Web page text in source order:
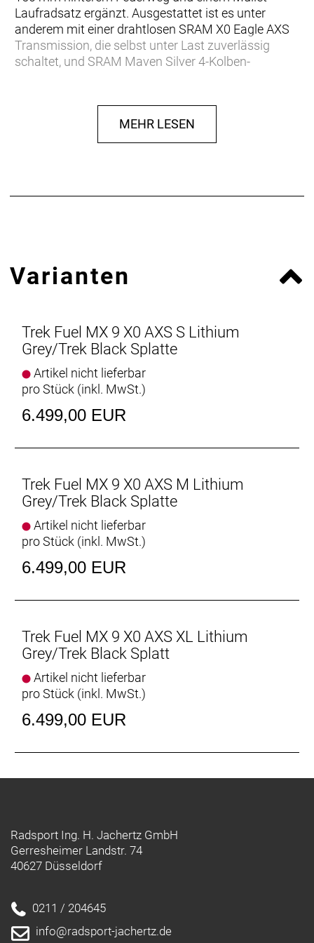
Laufradsatz ergänzt. Ausgestattet ist es unter
anderem mit einer drahtlosen SRAM X0 Eagle AXS
Transmission, die selbst unter Last zuverlässig
schaltet, und SRAM Maven Silver 4-Kolben-
Anpassen, shredden, wiederholen
Nur du selbst weißt, welche Features ein Trailbike
perfekt für dich machen. Deshalb ist das Fuel in drei
Möchtest du mehr Durchschlagwiderstand bei
unverändertem Ansprechverhalten auf kleine
Integrierter Zero-Stack-Steuersatz
Der Zero-Stack-Steuersatz ermöglicht dir, auf dem
Zubehörmarkt aus unzähligen Nachrüstlösungen
zu wählen, um dein Cockpit etwa mit einem
anderen Lenkwinkel oder mit eloxierten Parts
Verstaue Werkzeug und andere wichtige Utensilien
im Unterrohrstaufach – sowohl bei den Aluminium-
als auch den Carbonmodellen des Fuel. Und dank
der praktischen Aufnahmepunkte am Oberrohr
kannst du noch mehr Equipment mitnehmen.
Frisches Rahmendesign
Active Braking Pivot
Active Braking Pivot erlaubt unseren Ingenieuren die
Feinabstimmung, wie die Federung unabhängig
reagiert. Das vermittelt dir in kritischen Situationen
Hebelverhältnis, geführte interne Zug- und
Leitungsverlegung, austauschbarer
Aluminiumumlenkhebel, austauschbare untere
Protektor, BSA 73, ISCG 05, ABP, UDH, Boost148,
Rahmengröße: L
MEHR LESEN
Varianten
Trek Fuel MX 9 X0 AXS S Lithium
Grey/Trek Black Splatte
Artikel nicht lieferbar
pro Stück (inkl. MwSt.)
6.499,00 EUR
Trek Fuel MX 9 X0 AXS M Lithium
Grey/Trek Black Splatte
Artikel nicht lieferbar
pro Stück (inkl. MwSt.)
6.499,00 EUR
Trek Fuel MX 9 X0 AXS XL Lithium
Grey/Trek Black Splatt
Artikel nicht lieferbar
pro Stück (inkl. MwSt.)
6.499,00 EUR
Radsport Ing. H. Jachertz GmbH
Gerresheimer Landstr. 74
40627 Düsseldorf
0211 / 204645
info@radsport-jachertz.de